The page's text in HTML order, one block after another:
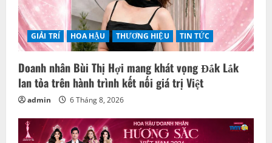
GIẢI TRÍ HOA HẬU THƯƠNG HIỆU TIN TỨC
Doanh nhân Bùi Thị Hợi mang khát vọng Đắk Lắk
lan tỏa trên hành trình kết nối giá trị Việt
admin 6 Tháng 8, 2026